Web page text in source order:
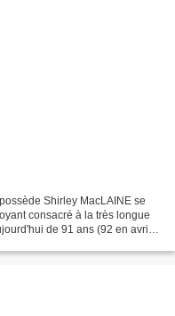
Shirley MacLAINE se
consacré à la très longue
de 91 ans (92 en avril).